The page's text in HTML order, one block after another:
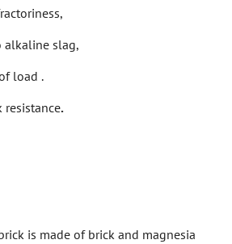
alkaline slag,
load .
resistance.
is made of brick and magnesia